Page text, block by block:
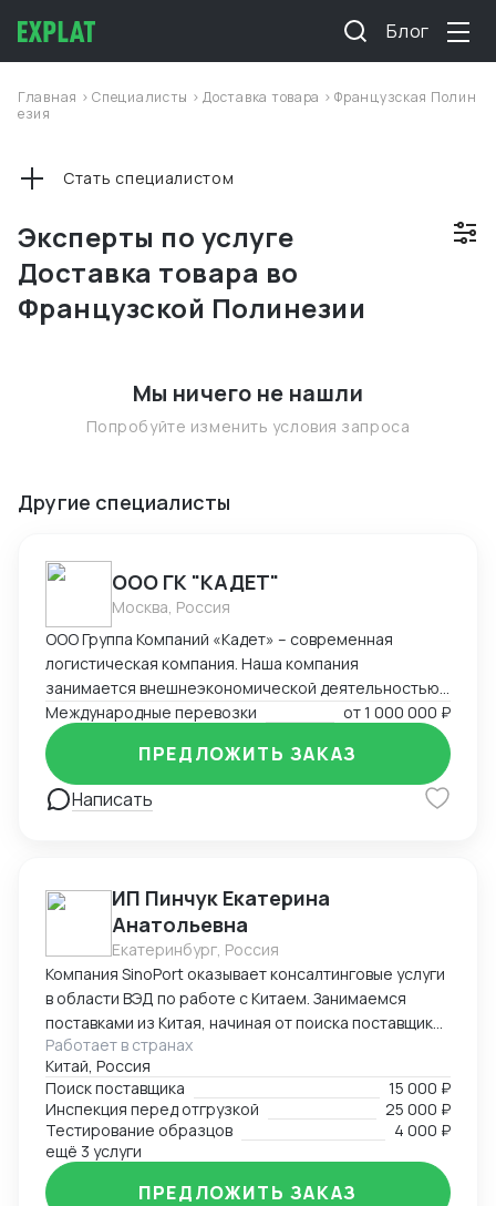
Блог
Главная >Специалисты >Доставка товара >Французская Полин
езия
Эксперты по услуге
Доставка товара во
Французской Полинезии
Стать специалистом
Мы ничего не нашли
Попробуйте изменить условия запроса
Другие специалисты
ООО ГК "КАДЕТ"
Москва, Россия
ООО Группа Компаний «Кадет» – современная
логистическая компания. Наша компания
занимается внешнеэкономической деятельностью
на протяжении 21 года. За это время компания
накопила богатый опыт в ведении внешнеторговых
сделок, организации мультимодальных
международных перевозок (авто, море, авиа, ж/д).
Наш подход – решение поставленных задач и
Международные перевозки от1 000 000 ₽
Написать
ПРЕДЛОЖИТЬ ЗАКАЗ
ИП Пинчук Екатерина
Анатольевна
Екатеринбург, Россия
Компания SinoPort оказывает консалтинговые услуги
в области ВЭД по работе с Китаем. Занимаемся
поставками из Китая, начиная от поиска поставщиков
и заканчивая отгрузками в Россию. Поможем найти
лучшего поставщика необходимого товара по
предоставленному техническому заданию.
Работаем с разными товарными группами, как с
товарами народного потребления, так и со
сложными техническими запросами по поставке и
сборке оборудования
Работает в странах
Китай, Россия
Поиск поставщика
15 000 ₽
Инспекция перед отгрузкой
25 000 ₽
Тестирование образцов
4 000 ₽
ещё 3 услуги
ПРЕДЛОЖИТЬ ЗАКАЗ